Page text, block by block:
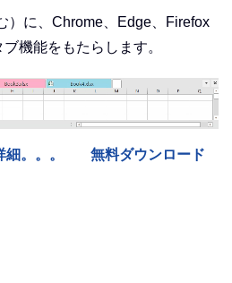
）に、Chrome、Edge、Firefox
機能をもたらします。
。。。 無料ダウンロード